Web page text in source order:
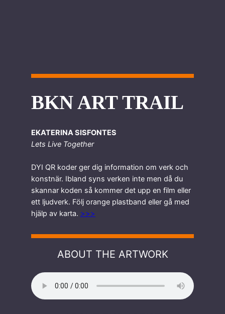
BKN ART TRAIL
EKATERINA SISFONTES
Lets Live Together
DYI QR koder ger dig information om verk och
konstnär. Ibland syns verken inte men då du
skannar koden så kommer det upp en film eller
ett ljudverk. Följ orange plastband eller gå med
hjälp av karta. >>>
ABOUT THE ARTWORK